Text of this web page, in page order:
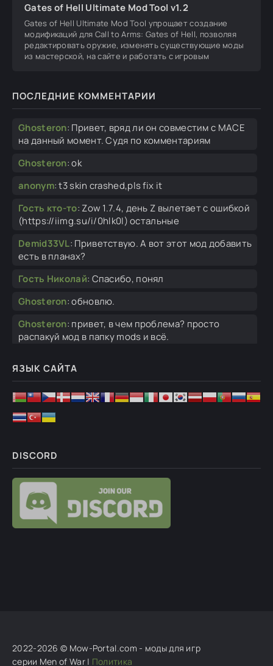
Gates of Hell Ultimate Mod Tool v1.2
Gates of Hell Ultimate Mod Tool упрощает создание
модификаций для Call to Arms: Gates of Hell, позволяя
редактировать оружие, изменять существующие моды
из мастерской, на сайте и работать с игровым
ПОСЛЕДНИЕ КОММЕНТАРИИ
Ghosteron: Привет, вряд ли он совместим с MACE
на данный момент. Судя по комментариям
Ghosteron:ok
anonym:t3 skin crashed,pls fix it
Гость кто-то: Zow 1.7.4, день Z вылетает с ошибкой
(https://iimg.su/i/0hlk0I) остальные
Demid33VL: Приветствую. А вот этот мод добавить
есть в планах?
Гость Николай: Спасибо, понял
Ghosteron:обновлю.
Ghosteron: привет, в чем проблема? просто
распакуй мод в папку mods и всё.
каждой версией игры.
Гость Николай:Вопрос : мод для версий 1.063.0,
Шоколадный заяц:Ghosteron, спасибо за обнову.
Дай Бог здоровья
стас: Не могу поставить на новую версию, вроде
на стиме уже есть. Выкидывает не
ЯЗЫК САЙТА
DISCORD
2022-2026 © Mow-Portal.com - моды для игр
серии Men of War | Политика